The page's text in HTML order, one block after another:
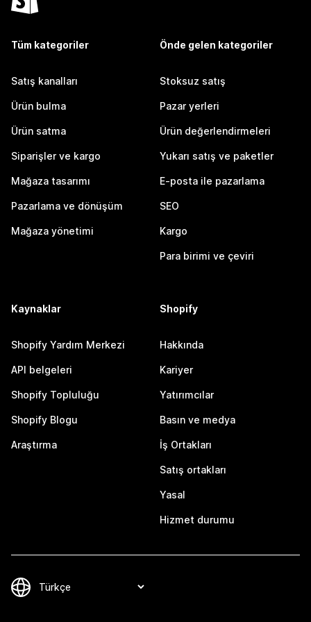
Tüm kategoriler
Satış kanalları
Ürün bulma
Ürün satma
Siparişler ve kargo
Mağaza tasarımı
Pazarlama ve dönüşüm
Mağaza yönetimi
Önde gelen kategoriler
Stoksuz satış
Pazar yerleri
Ürün değerlendirmeleri
Yukarı satış ve paketler
E-posta ile pazarlama
SEO
Kargo
Para birimi ve çeviri
Kaynaklar
Shopify Yardım Merkezi
API belgeleri
Shopify Topluluğu
Shopify Blogu
Araştırma
Shopify
Hakkında
Kariyer
Yatırımcılar
Basın ve medya
İş Ortakları
Satış ortakları
Yasal
Hizmet durumu